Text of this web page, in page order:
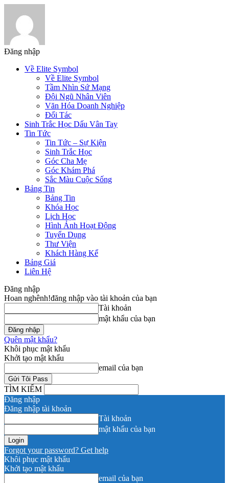
Đăng nhập
Về Elite Symbol
Về Elite Symbol
Tầm Nhìn Sứ Mạng
Đội Ngũ Nhân Viên
Văn Hóa Doanh Nghiệp
Đối Tác
Sinh Trắc Học Dấu Vân Tay
Tin Tức
Tin Tức – Sự Kiện
Sinh Trắc Học
Góc Cha Mẹ
Góc Khám Phá
Sắc Màu Cuộc Sống
Bảng Tin
Bảng Tin
Khóa Học
Lịch Học
Hình Ảnh Hoạt Động
Tuyển Dụng
Thư Viện
Khách Hàng Kể
Bảng Giá
Liên Hệ
Đăng nhập
Hoan nghênh!đăng nhập vào tài khoản của bạn
Tài khoản
mật khẩu của bạn
Quên mật khẩu?
Khôi phục mật khẩu
Khởi tạo mật khẩu
email của bạn
TÌM KIẾM
Đăng nhập
Đăng nhập tài khoản
Tài khoản
mật khẩu của bạn
Forgot your password? Get help
Khôi phục mật khẩu
Khởi tạo mật khẩu
email của bạn